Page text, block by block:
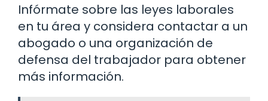
Infórmate sobre las leyes laborales
en tu área y considera contactar a un
abogado o una organización de
defensa del trabajador para obtener
más información.